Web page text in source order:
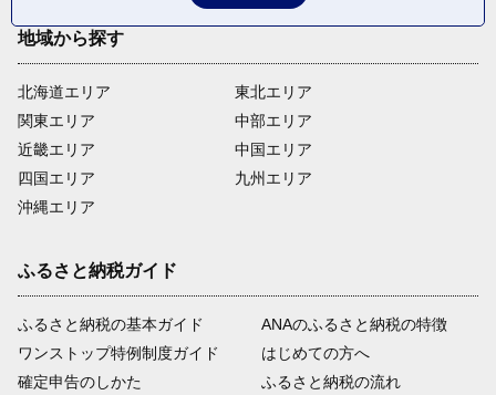
地域から探す
北海道エリア
関東エリア
近畿エリア
四国エリア
沖縄エリア
東北エリア
中部エリア
中国エリア
九州エリア
ふるさと納税ガイド
ふるさと納税の基本ガイド
ワンストップ特例制度ガイド
確定申告のしかた
ANAのふるさと納税の特徴
はじめての方へ
ふるさと納税の流れ